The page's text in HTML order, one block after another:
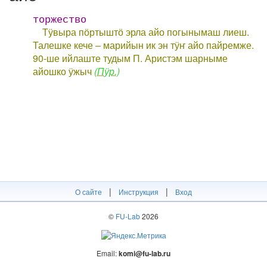
торжество
Тӱвыра пӧртыштӧ эрла айо погынымаш лиеш.
Талешке кече ‒ марийын ик эн тӱҥ айо пайремже.
90-ше ийлаште тудым П. Аристэм шарныме
айошко ӱжыч (Пӱр.)
О сайте | Инструкция | Вход
© FU-Lab2026
Email:komi@fu-lab.ru